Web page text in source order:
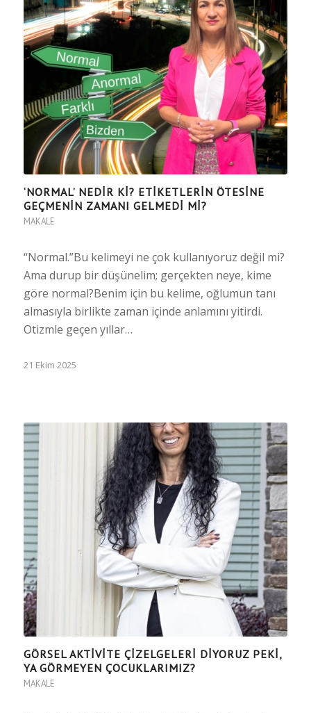
‘NORMAL’ NEDİR Kİ? ETİKETLERİN ÖTESİNE
GEÇMENİN ZAMANI GELMEDİ Mİ?
MAKALE
“Normal.”Bu kelimeyi ne çok kullanıyoruz değil mi?
Ama durup bir düşünelim; gerçekten neye, kime
göre normal?Benim için bu kelime, oğlumun tanı
almasıyla birlikte zaman içinde anlamını yitirdi.
Otizmle geçen yıllar…
21 Ekim 2025
GÖRSEL AKTIVITE ÇIZELGELERI DIYORUZ PEKI,
YA GÖRMEYEN ÇOCUKLARIMIZ?
MAKALE